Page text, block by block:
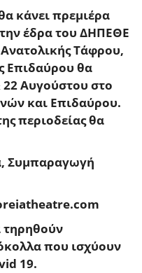
κάνει πρεμιέρα
έδρα του ΔΗΠΕΘΕ
Τάφρου,
Επιδαύρου θα
22 Αυγούστου στο
και Επιδαύρου.
περιοδείας θα
Συμπαραγωγή
.com
τηρηθούν
που ισχύουν
19.